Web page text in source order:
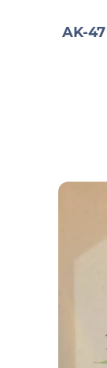
AK-